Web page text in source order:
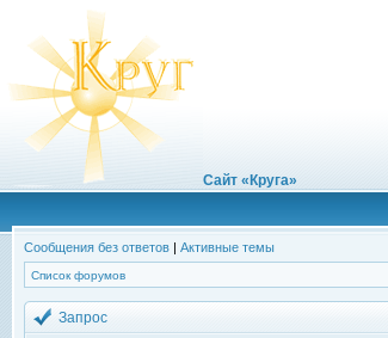
Сайт «Круга»
Сообщения без ответов | Активные темы
Список форумов
Запрос